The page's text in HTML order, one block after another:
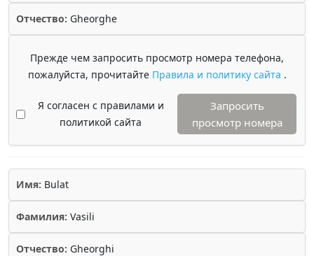
Отчество: Gheorghe
Прежде чем запросить просмотр номера телефона,
пожалуйста, прочитайте Правила и политику сайта .
Я согласен с правилами и
политикой сайта
Запросить
просмотр номера
Имя: Bulat
Фамилия: Vasili
Отчество: Gheorghi